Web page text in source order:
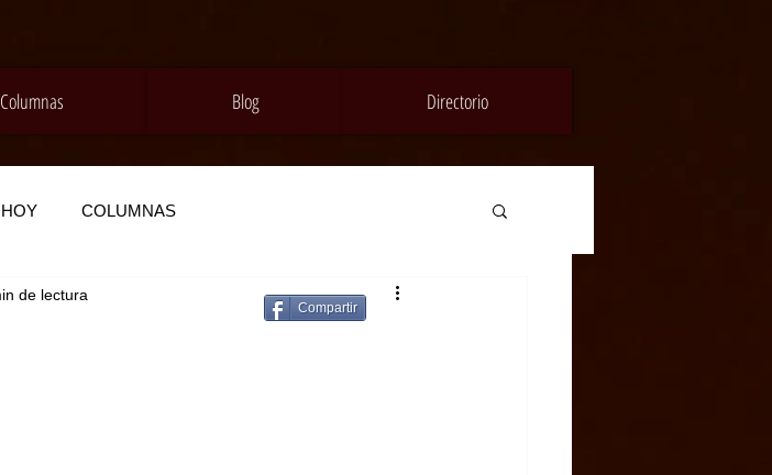
Columnas Blog Directorio
COLUMNAS
de lectura
Compartir